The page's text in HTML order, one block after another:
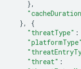
},
},
{
"threatType" :
"platformType"
"threat" :